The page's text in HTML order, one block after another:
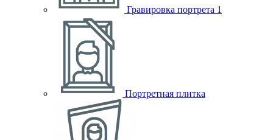
Гравировка портрета 1
Портретная плитка